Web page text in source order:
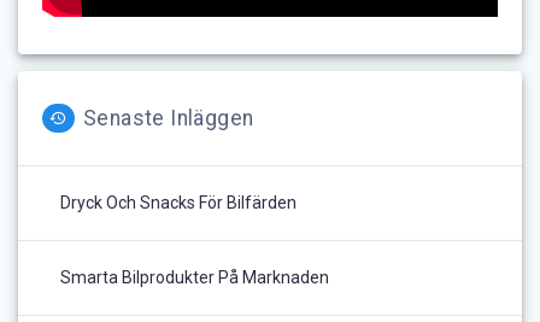
Senaste Inläggen
Dryck Och Snacks För Bilfärden
Smarta Bilprodukter På Marknaden